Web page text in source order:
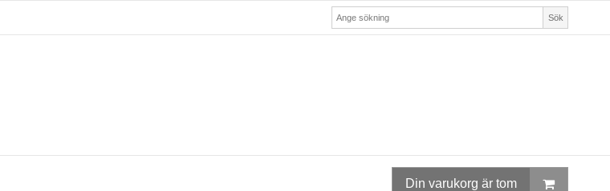
Sök
Din varukorg är tom